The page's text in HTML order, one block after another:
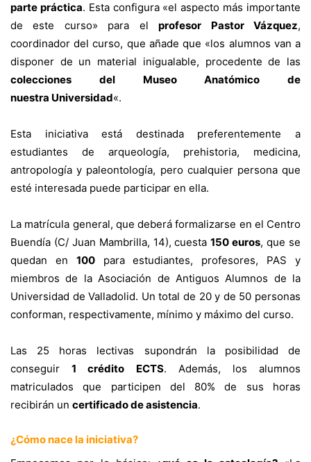
parte práctica. Esta configura «el aspecto más importante
de este curso» para elprofesor Pastor Vázquez,
coordinador del curso, que añade que «los alumnos van a
disponer de un material inigualable, procedente de las
colecciones del Museo Anatómico de
nuestra Universidad«.
Esta iniciativa está destinada preferentemente a
estudiantes de arqueología, prehistoria, medicina,
antropología y paleontología, pero cualquier persona que
esté interesada puede participar en ella.
La matrícula general, que deberá formalizarse en el Centro
Buendía (C/ Juan Mambrilla, 14), cuesta150 euros, que se
quedan en 100para estudiantes, profesores, PAS y
miembros de la Asociación de Antiguos Alumnos de la
Universidad de Valladolid. Un total de 20 y de 50 personas
conforman, respectivamente, mínimo y máximo del curso.
Las 25 horas lectivas supondrán la posibilidad de
conseguir1 crédito ECTS. Además, los alumnos
matriculados que participen del 80% de sus horas
recibirán un certificado de asistencia.
¿Cómo nace la iniciativa?